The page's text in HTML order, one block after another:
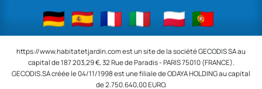
https://www.habitatetjardin.com est un site de la société GECODIS SA au
capital de 187 203,29 €, 32 Rue de Paradis - PARIS 75010 (FRANCE).
GECODIS.SA créée le 04/11/1998 est une filiale de ODAYA HOLDING au capital
de 2.750.640,00 EURO.